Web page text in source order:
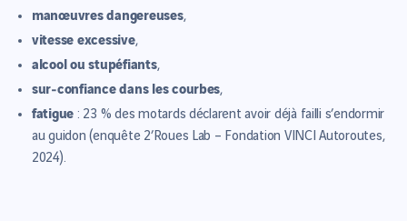
manœuvres dangereuses,
vitesse excessive,
alcool ou stupéfiants,
sur‑confiance dans les courbes,
fatigue : 23 % des motards déclarent avoir déjà failli s’endormir
au guidon (enquête 2’Roues Lab – Fondation VINCI Autoroutes,
2024).